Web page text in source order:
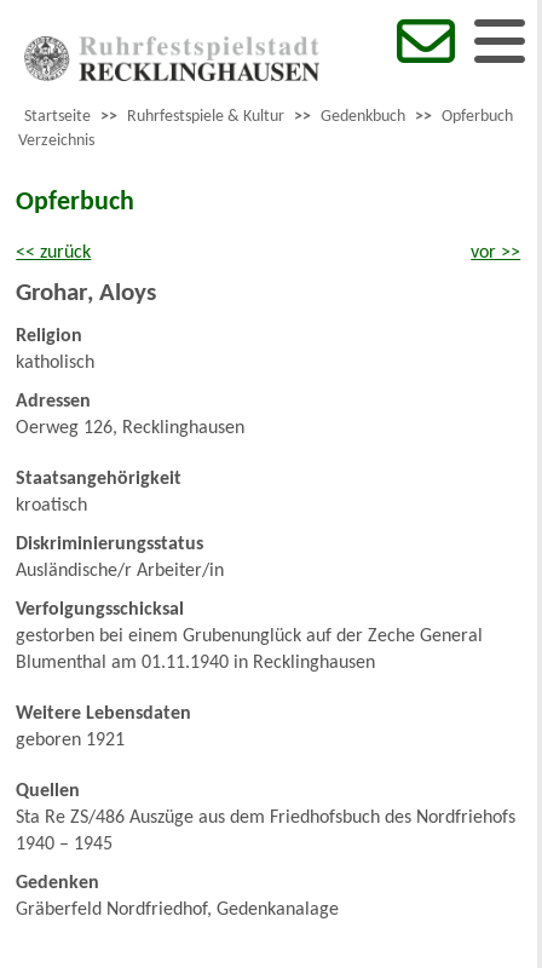
Startseite >> Ruhrfestspiele & Kultur >> Gedenkbuch >> Opferbuch
Verzeichnis
Opferbuch
<< zurück vor >>
Grohar, Aloys
Religion
katholisch
Adressen
Oerweg 126, Recklinghausen
Staatsangehörigkeit
kroatisch
Diskriminierungsstatus
Ausländische/r Arbeiter/in
Verfolgungsschicksal
gestorben bei einem Grubenunglück auf der Zeche General
Blumenthal am 01.11.1940 in Recklinghausen
Weitere Lebensdaten
geboren 1921
Quellen
Sta Re ZS/486 Auszüge aus dem Friedhofsbuch des Nordfriehofs
1940 – 1945
Gedenken
Gräberfeld Nordfriedhof, Gedenkanalage